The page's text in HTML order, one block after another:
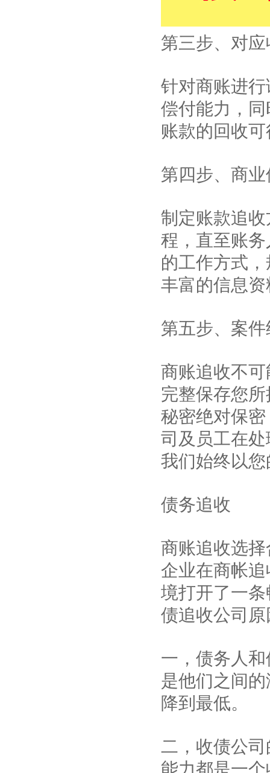
第三步、对
针对商账进
偿付能力，
账款的回收
第四步、商
制定账款追
程，直至账
的工作方式
丰富的信息
第五步、案
商账追收不
完整保存您
秘密绝对保
司及员工在
我们始终以
债务追收
商账追收选
企业在商帐
境打开了一
债追收公司
一，债务人
是他们之间
降到最低。
二，收债公
能力都是一